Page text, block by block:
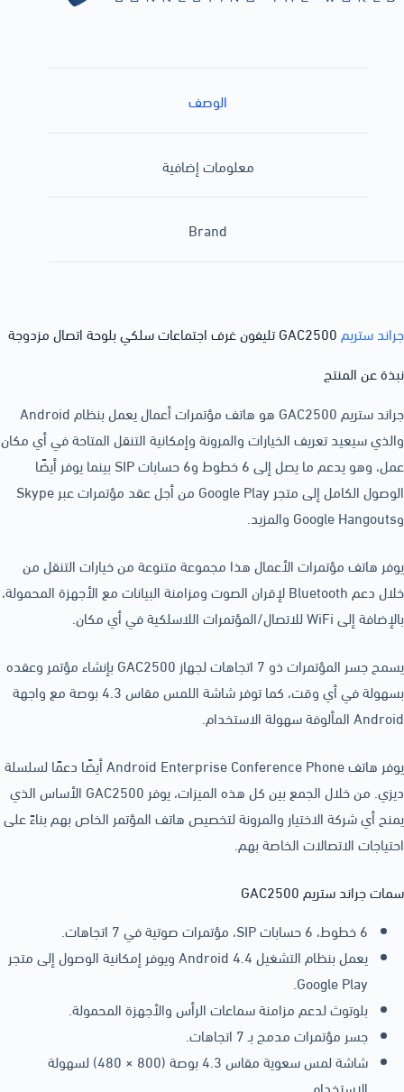
الوصف
معلومات إضافية
Brand
جراند ستريم
نبذة عن المنتج
جراند ستريم GAC2500 هو هاتف مؤتمرات أعمال يعمل بنظام Android
والذي سيعيد تعريف الخيارات والمرونة وإمكانية التنقل المتاحة في أي مكان
عمل، وهو يدعم ما يصل إلى 6 خطوط و6 حسابات SIP بينما يوفر أيضًا
الوصول الكامل إلى متجر Google Play من أجل عقد مؤتمرات عبر Skype
وGoogle Hangouts والمزيد.
يوفر هاتف مؤتمرات الأعمال هذا مجموعة متنوعة من خيارات التنقل من
خلال دعم Bluetooth لإقران الصوت ومزامنة البيانات مع الأجهزة المحمولة،
بالإضافة إلى WiFi للاتصال/المؤتمرات اللاسلكية في أي مكان.
يسمح جسر المؤتمرات ذو 7 اتجاهات لجهاز GAC2500 بإنشاء مؤتمر وعقده
بسهولة في أي وقت، كما توفر شاشة اللمس مقاس 4.3 بوصة مع واجهة
Android المألوفة سهولة الاستخدام.
يوفر هاتف Android Enterprise Conference Phone أيضًا دعمًا لسلسلة
ديزي. من خلال الجمع بين كل هذه الميزات، يوفر GAC2500 الأساس الذي
يمنح أي شركة الاختيار والمرونة لتخصيص هاتف المؤتمر الخاص بهم بناءً على
احتياجات الاتصالات الخاصة بهم.
سمات جراند ستريم GAC2500
6 خطوط، 6 حسابات SIP، مؤتمرات صوتية في 7 اتجاهات.
يعمل بنظام التشغيل Android 4.4 ويوفر إمكانية الوصول إلى متجر
Google Play.
بلوتوث لدعم مزامنة سماعات الرأس والأجهزة المحمولة.
جسر مؤتمرات مدمج بـ 7 اتجاهات.
شاشة لمس سعوية مقاس 4.3 بوصة (800 × 480) لسهولة